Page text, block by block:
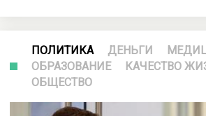
ПОЛИТИКА ДЕНЬГИ
ОБРАЗОВАНИЕ
КАЧЕСТВО
ОБЩЕСТВО